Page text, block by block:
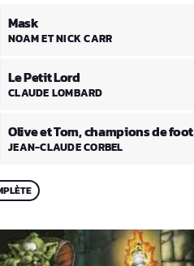
Olive et Tom, champions de foot
JEAN-CLAUDE CORBEL
Le Petit Lord
CLAUDE LOMBARD
Mask
NOAM ET NICK CARR